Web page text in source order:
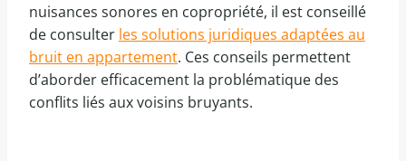
nuisances sonores en copropriété, il est conseillé
de consulter les solutions juridiques adaptées au
bruit en appartement. Ces conseils permettent
d’aborder efficacement la problématique des
conflits liés aux voisins bruyants.